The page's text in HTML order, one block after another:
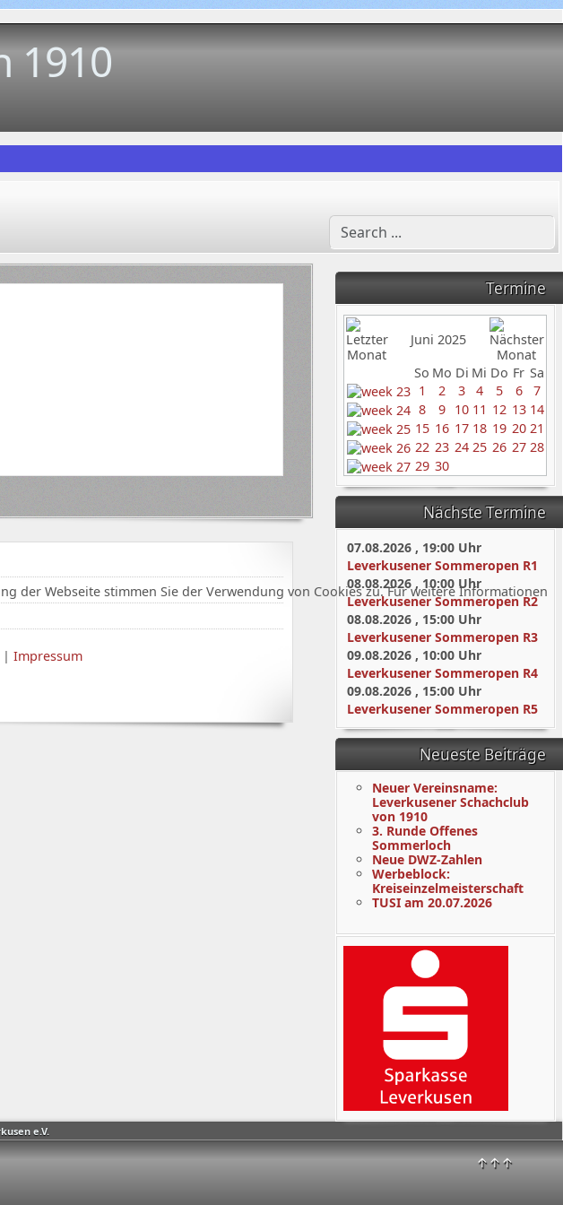
1910
e.V.
↑↑↑
Termine
Juni 2025
So Mo Di Mi Do Fr Sa
1
2 3 4 5 6
7
8
9 10 11 12 13 14
15 16 17 18 19 20 21
22 23 24 25 26 27 28
29 30
Nächste Termine
07.08.2026, 19:00Uhr
Leverkusener Sommeropen R1
08.08.2026, 10:00Uhr
Leverkusener Sommeropen R2
08.08.2026, 15:00Uhr
Leverkusener Sommeropen R3
09.08.2026, 10:00Uhr
Leverkusener Sommeropen R4
09.08.2026, 15:00Uhr
Leverkusener Sommeropen R5
Neueste Beiträge
Neuer Vereinsname:
Leverkusener Schachclub
von 1910
3. Runde Offenes
Sommerloch
Neue DWZ-Zahlen
Werbeblock:
Kreiseinzelmeisterschaft
TUSI am 20.07.2026
der Webseite stimmen Sie der Verwendung von Cookies zu. Für weitere Informationen
| Impressum